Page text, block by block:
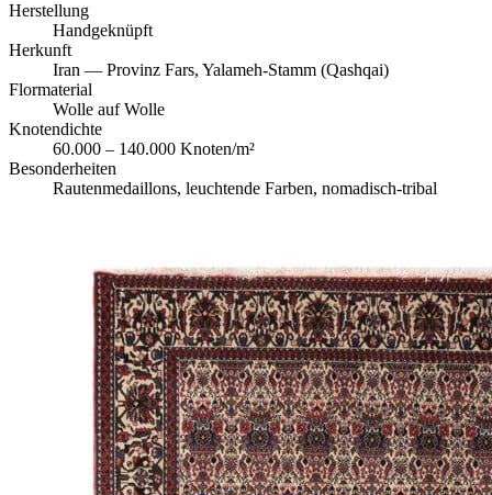
Herstellung
Handgeknüpft
Herkunft
Iran — Provinz Fars, Yalameh-Stamm (Qashqai)
Flormaterial
Wolle auf Wolle
Knotendichte
60.000 – 140.000 Knoten/m²
Besonderheiten
Rautenmedaillons, leuchtende Farben, nomadisch-tribal